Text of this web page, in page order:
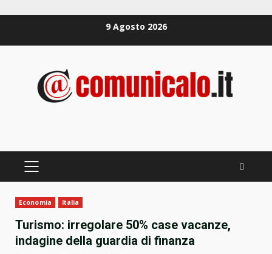
9 Agosto 2026
PRIMÄRES
Economia Italia
Turismo: irregolare 50% case vacanze,
indagine della guardia di finanza